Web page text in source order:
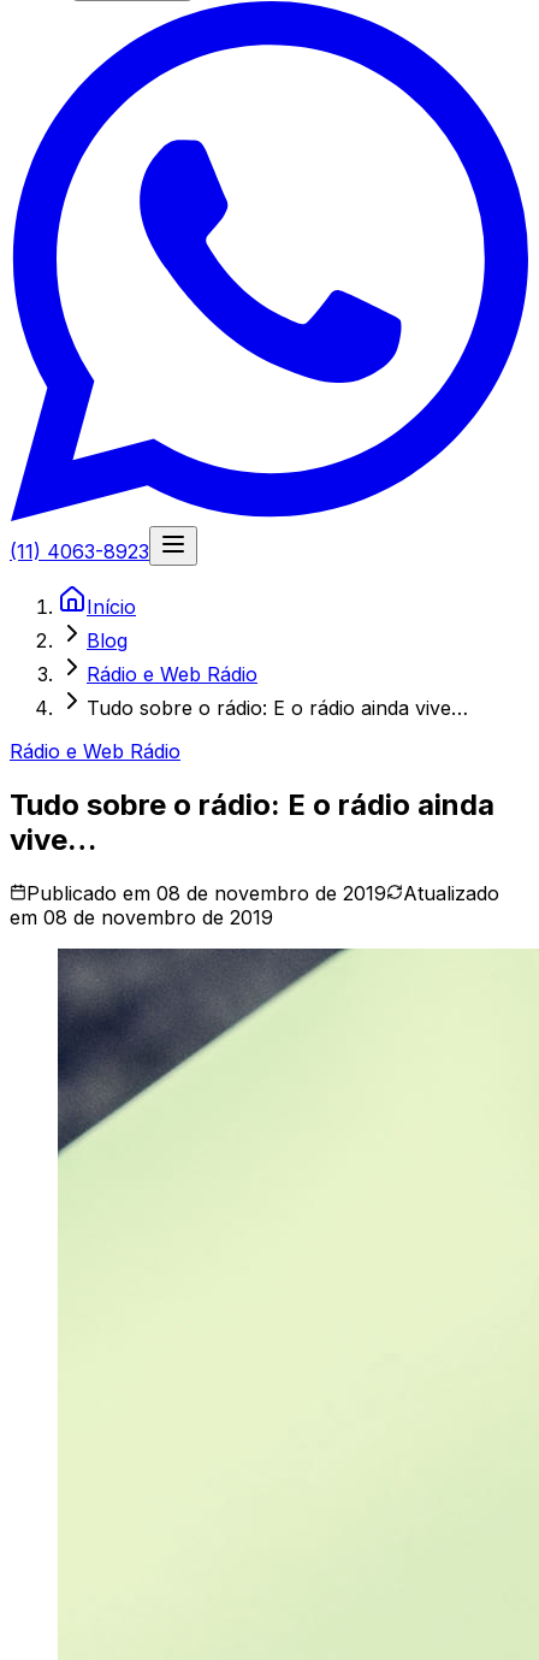
(11) 4063-8923
Início
Blog
Rádio e Web Rádio
Tudo sobre o rádio: E o rádio ainda vive…
Rádio e Web Rádio
Tudo sobre o rádio: E o rádio ainda
vive…
Publicado em 08 de novembro de 2019
Atualizado
em 08 de novembro de 2019